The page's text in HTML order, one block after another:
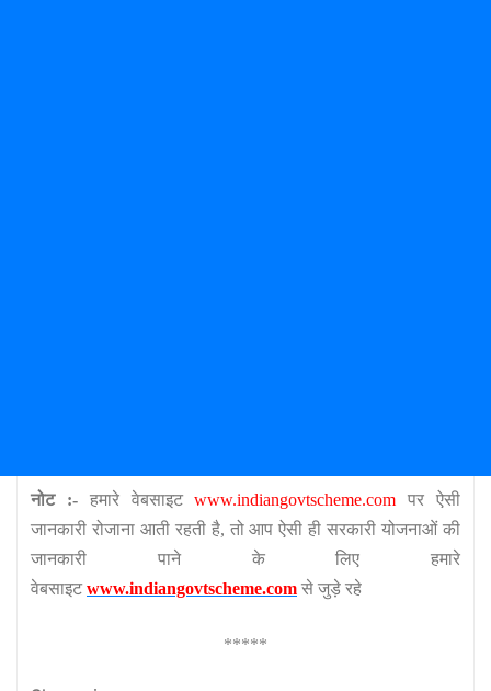
नोट :-हमारे वेबसाइटwww.indiangovtscheme.com पर ऐसी
जानकारी रोजाना आती रहती है, तो आप ऐसी ही सरकारी योजनाओं की
जानकारी पाने के लिए हमारे
वेबसाइटwww.indiangovtscheme.com से जुड़े रहे
*****